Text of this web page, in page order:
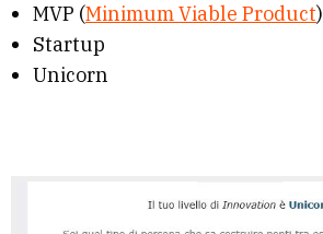
MVP (Minimum Viable Product)
Startup
Unicorn